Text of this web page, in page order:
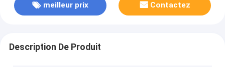
meilleur prix Contactez
Description De Produit